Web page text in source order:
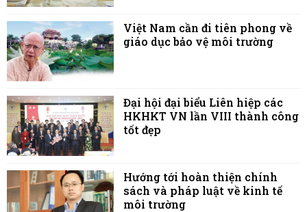
Việt Nam cần đi tiên phong về
giáo dục bảo vệ môi trường
Đại hội đại biểu Liên hiệp các
HKHKT VN lần VIII thành công
tốt đẹp
Hướng tới hoàn thiện chính
sách và pháp luật về kinh tế
môi trường